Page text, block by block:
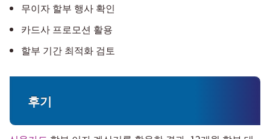
무이자 할부 행사 확인
카드사 프로모션 활용
할부 기간 최적화 검토
후기